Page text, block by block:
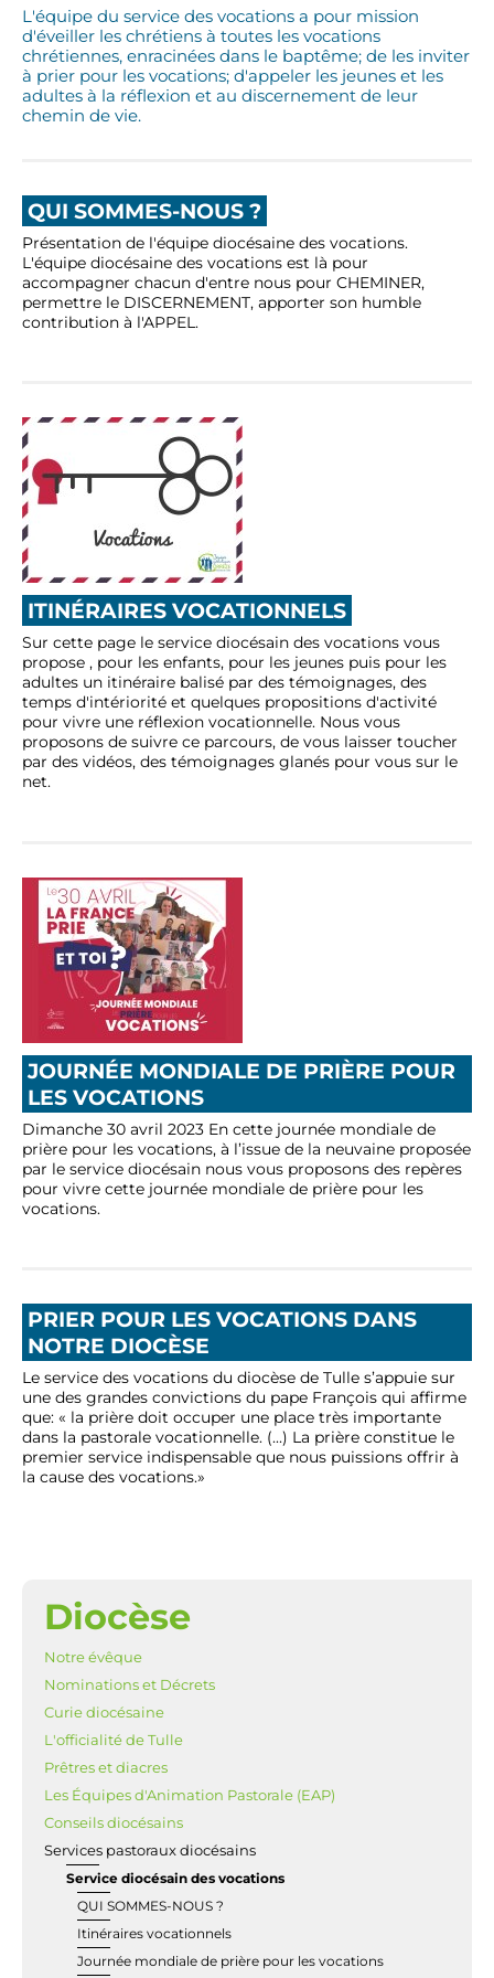
L'équipe du service des vocations a pour mission
d'éveiller les chrétiens à toutes les vocations
chrétiennes, enracinées dans le baptême; de les inviter
à prier pour les vocations; d'appeler les jeunes et les
adultes à la réflexion et au discernement de leur
chemin de vie.
QUI SOMMES-NOUS ?
Présentation de l'équipe diocésaine des vocations.
L'équipe diocésaine des vocations est là pour
accompagner chacun d'entre nous pour CHEMINER,
permettre le DISCERNEMENT, apporter son humble
contribution à l'APPEL.
ITINÉRAIRES VOCATIONNELS
Sur cette page le service diocésain des vocations vous
propose , pour les enfants, pour les jeunes puis pour les
adultes un itinéraire balisé par des témoignages, des
temps d'intériorité et quelques propositions d'activité
pour vivre une réflexion vocationnelle. Nous vous
proposons de suivre ce parcours, de vous laisser toucher
par des vidéos, des témoignages glanés pour vous sur le
net.
JOURNÉE MONDIALE DE PRIÈRE POUR
LES VOCATIONS
Dimanche 30 avril 2023 En cette journée mondiale de
prière pour les vocations, à l’issue de la neuvaine proposée
par le service diocésain nous vous proposons des repères
pour vivre cette journée mondiale de prière pour les
vocations.
PRIER POUR LES VOCATIONS DANS
NOTRE DIOCÈSE
Le service des vocations du diocèse de Tulle s’appuie sur
une des grandes convictions du pape François qui affirme
que: « la prière doit occuper une place très importante
dans la pastorale vocationnelle. (...) La prière constitue le
premier service indispensable que nous puissions offrir à
la cause des vocations.»
NAVIGATION
Diocèse
Notre évêque
Nominations et Décrets
Curie diocésaine
L'officialité de Tulle
Prêtres et diacres
Les Équipes d'Animation Pastorale (EAP)
Conseils diocésains
Services pastoraux diocésains
Service diocésain des vocations
QUI SOMMES-NOUS ?
Itinéraires vocationnels
Journée mondiale de prière pour les vocations